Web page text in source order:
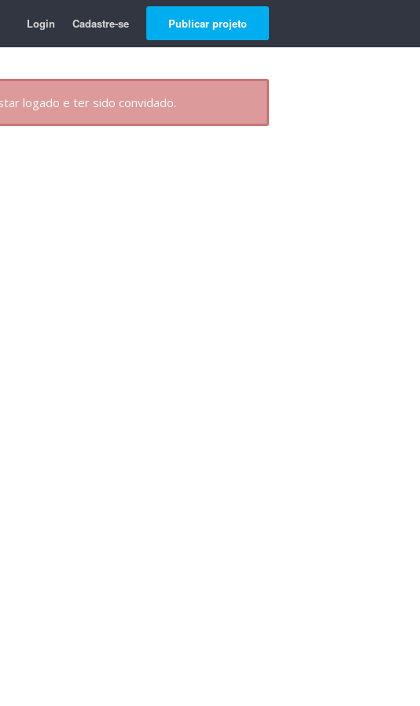
Login Cadastre-se Publicar projeto
logado e ter sido convidado.